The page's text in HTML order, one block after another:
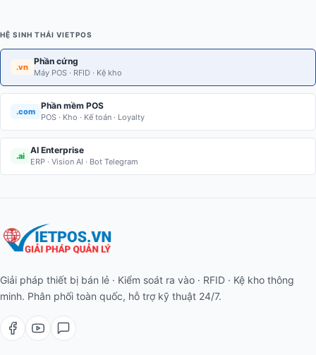
HỆ SINH THÁI VIETPOS
.vn
Phần cứng
Máy POS · RFID · Kệ kho
.com
Phần mềm POS
POS · Kho · Kế toán · Loyalty
.ai
AI Enterprise
ERP · Vision AI · Bot Telegram
Giải pháp thiết bị bán lẻ · Kiểm soát ra vào · RFID · Kệ kho thông
minh. Phân phối toàn quốc, hỗ trợ kỹ thuật 24/7.